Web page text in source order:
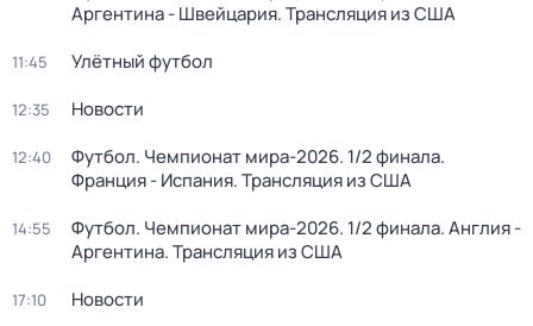
Аргентина - Швейцария. Трансляция из США
11:45 Улётный футбол
12:35 Новости
12:40
Футбол. Чемпионат мира-2026. 1/2 финала.
Франция - Испания. Трансляция из США
14:55
Футбол. Чемпионат мира-2026. 1/2 финала. Англия -
Аргентина. Трансляция из США
17:10 Новости